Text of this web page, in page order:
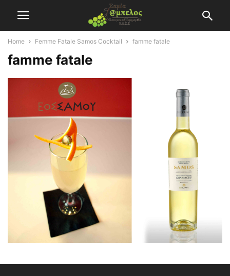
Home Femme Fatale Samos Cocktail famme fatale
famme fatale